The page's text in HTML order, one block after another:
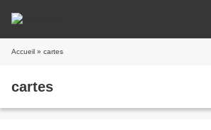
Accueil » cartes
cartes